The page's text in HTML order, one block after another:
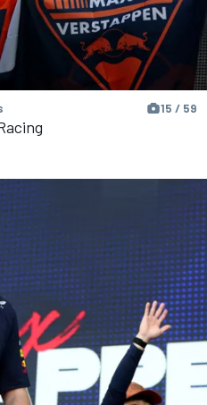
15 / 59